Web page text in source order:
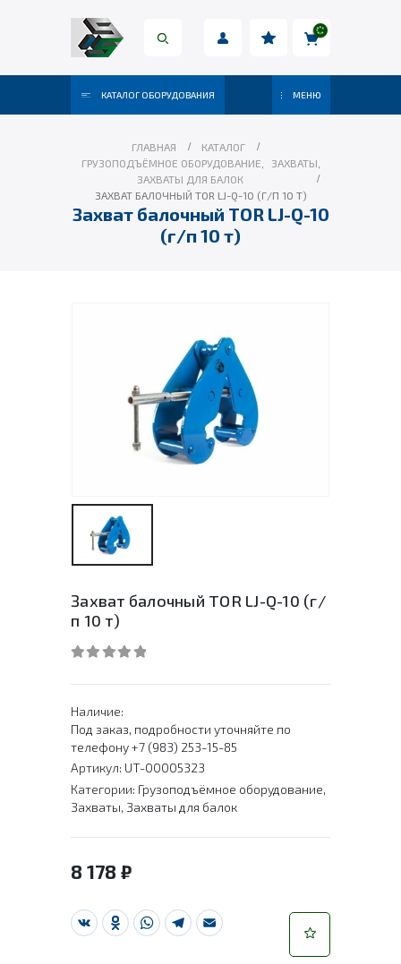
КАТАЛОГ ОБОРУДОВАНИЯ МЕНЮ
ГЛАВНАЯ
КАТАЛОГ
ГРУЗОПОДЪЁМНОЕ ОБОРУДОВАНИЕ
ЗАХВАТЫ
ЗАХВАТЫ ДЛЯ БАЛОК
ЗАХВАТ БАЛОЧНЫЙ TOR LJ-Q-10 (Г/П 10 Т)
Захват балочный TOR LJ-Q-10
(г/п 10 т)
Захват балочный TOR LJ-Q-10 (г/
п 10 т)
Наличие:
Под заказ, подробности уточняйте по
телефону +7 (983) 253-15-85
Артикул: UT-00005323
Категории: Грузоподъёмное оборудование,
Захваты, Захваты для балок
8 178 ₽
VK Odnoklassniki
WhatsApp
Telegram
Email